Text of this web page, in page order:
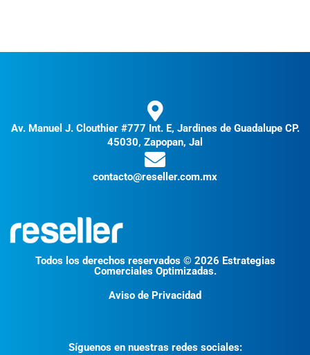
Av. Manuel J. Clouthier #777 Int. E, Jardines de Guadalupe CP.
45030, Zapopan, Jal
contacto@reseller.com.mx
Todos los derechos reservados © 2026 Estrategias
Comerciales Optimizadas.
Aviso de Privacidad
Síguenos en nuestras redes sociales: